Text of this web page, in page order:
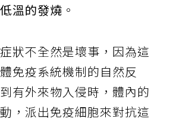
溫的發燒 。
狀不全然是壞事，因為這
免疫系統機制的自然反
有外來物入侵時，體內的
，派出免疫細胞來對抗這